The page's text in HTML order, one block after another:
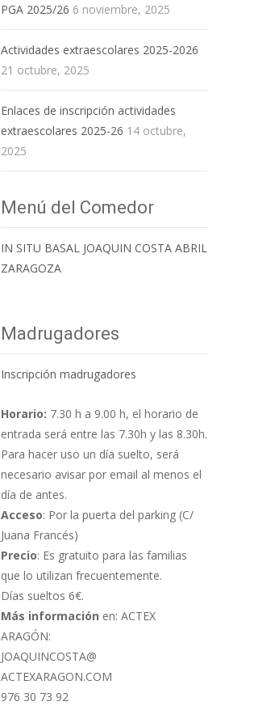
PGA 2025/26 6 noviembre, 2025
Actividades extraescolares 2025-2026
21 octubre, 2025
Enlaces de inscripción actividades
extraescolares 2025-26 14 octubre,
2025
Menú del Comedor
IN SITU BASAL JOAQUIN COSTA ABRIL
ZARAGOZA
Madrugadores
Inscripción madrugadores
Horario: 7.30 h a 9.00 h, el horario de
entrada será entre las 7.30h y las 8.30h.
Para hacer uso un día suelto, será
necesario avisar por email al menos el
día de antes.
Acceso: Por la puerta del parking (C/
Juana Francés)
Precio: Es gratuito para las familias
que lo utilizan frecuentemente.
Días sueltos 6€.
Más información en: ACTEX
ARAGÓN:
JOAQUINCOSTA@
ACTEXARAGON.COM
976 30 73 92